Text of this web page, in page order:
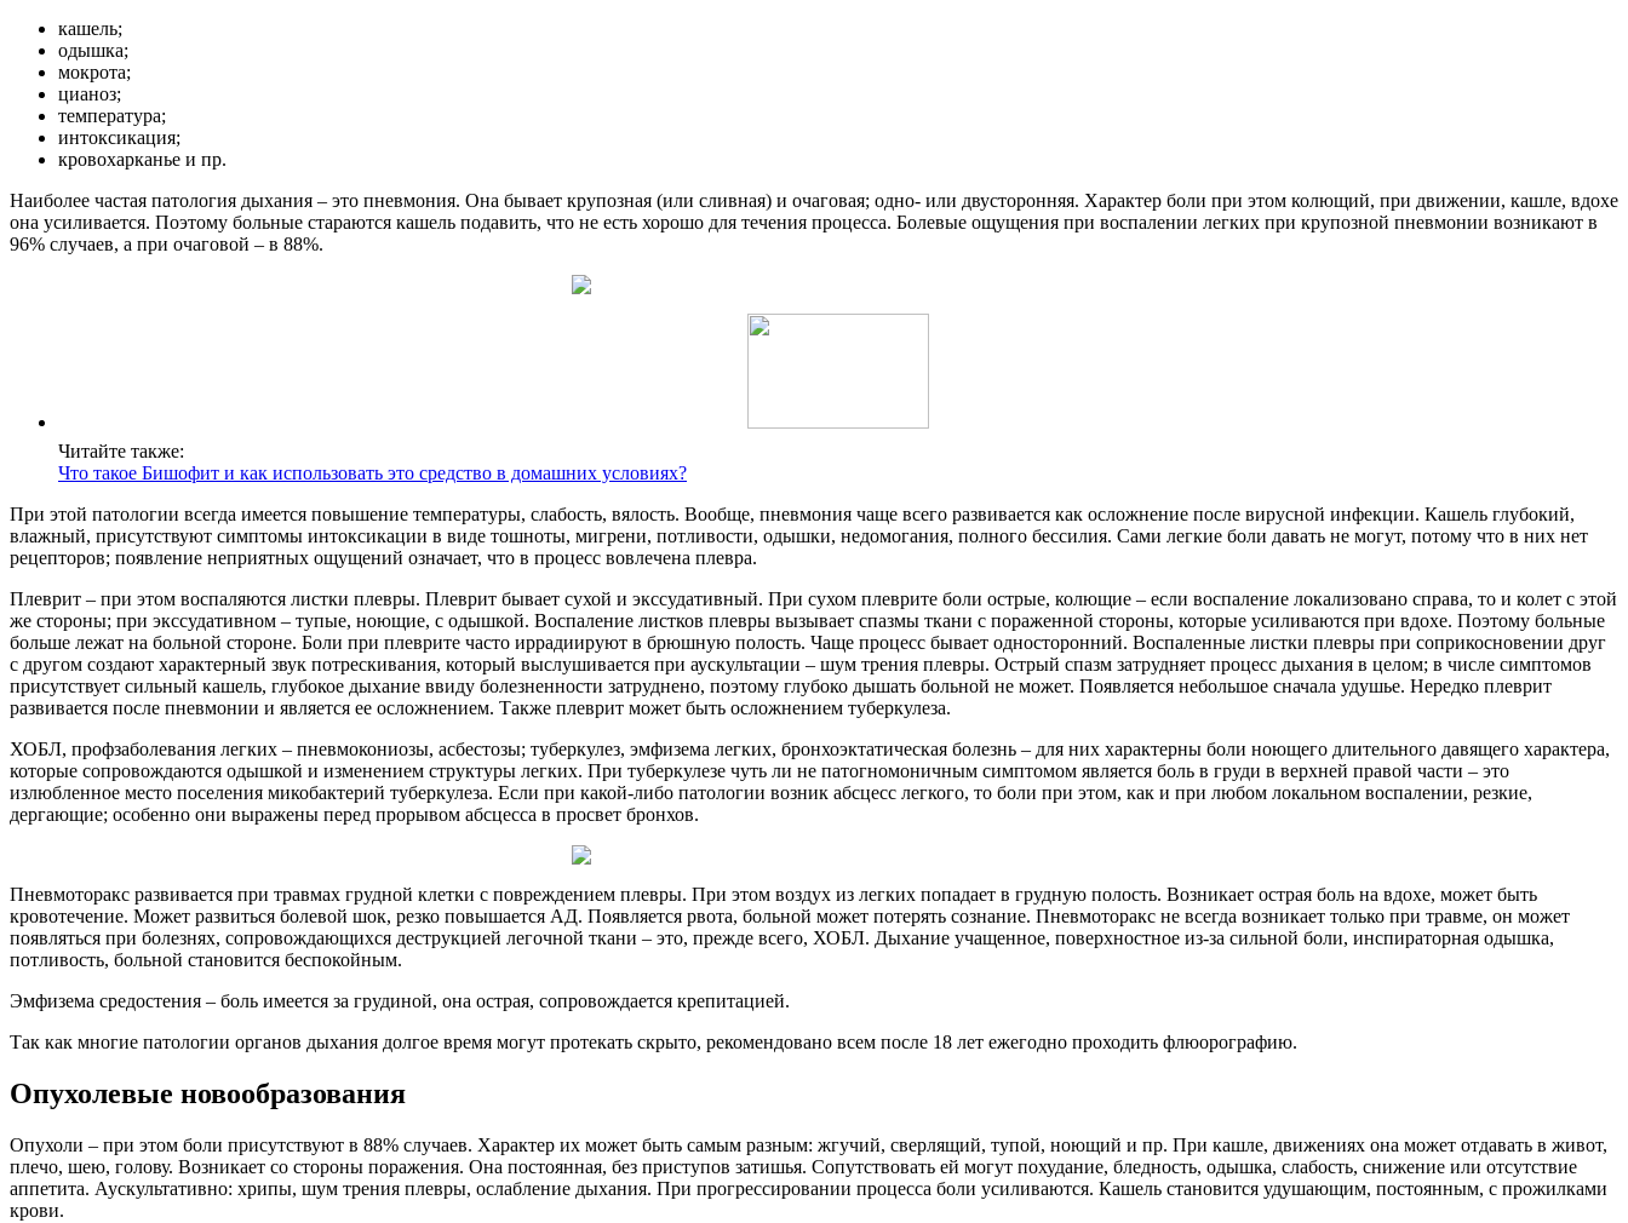
кашель;
одышка;
мокрота;
цианоз;
температура;
интоксикация;
кровохарканье и пр.
Наиболее частая патология дыхания – это пневмония. Она бывает крупозная (или сливная) и очаговая; одно- или двусторонняя. Характер боли при этом колющий, при движении, кашле, вдохе
она усиливается. Поэтому больные стараются кашель подавить, что не есть хорошо для течения процесса. Болевые ощущения при воспалении легких при крупозной пневмонии возникают в
96% случаев, а при очаговой – в 88%.
Читайте также:
Что такое Бишофит и как использовать это средство в домашних условиях?
При этой патологии всегда имеется повышение температуры, слабость, вялость. Вообще, пневмония чаще всего развивается как осложнение после вирусной инфекции. Кашель глубокий,
влажный, присутствуют симптомы интоксикации в виде тошноты, мигрени, потливости, одышки, недомогания, полного бессилия. Сами легкие боли давать не могут, потому что в них нет
рецепторов; появление неприятных ощущений означает, что в процесс вовлечена плевра.
Плеврит – при этом воспаляются листки плевры. Плеврит бывает сухой и экссудативный. При сухом плеврите боли острые, колющие – если воспаление локализовано справа, то и колет с этой
же стороны; при экссудативном – тупые, ноющие, с одышкой. Воспаление листков плевры вызывает спазмы ткани с пораженной стороны, которые усиливаются при вдохе. Поэтому больные
больше лежат на больной стороне. Боли при плеврите часто иррадиируют в брюшную полость. Чаще процесс бывает односторонний. Воспаленные листки плевры при соприкосновении друг
с другом создают характерный звук потрескивания, который выслушивается при аускультации – шум трения плевры. Острый спазм затрудняет процесс дыхания в целом; в числе симптомов
присутствует сильный кашель, глубокое дыхание ввиду болезненности затруднено, поэтому глубоко дышать больной не может. Появляется небольшое сначала удушье. Нередко плеврит
развивается после пневмонии и является ее осложнением. Также плеврит может быть осложнением туберкулеза.
ХОБЛ, профзаболевания легких – пневмокониозы, асбестозы; туберкулез, эмфизема легких, бронхоэктатическая болезнь – для них характерны боли ноющего длительного давящего характера,
которые сопровождаются одышкой и изменением структуры легких. При туберкулезе чуть ли не патогномоничным симптомом является боль в груди в верхней правой части – это
излюбленное место поселения микобактерий туберкулеза. Если при какой-либо патологии возник абсцесс легкого, то боли при этом, как и при любом локальном воспалении, резкие,
дергающие; особенно они выражены перед прорывом абсцесса в просвет бронхов.
Пневмоторакс развивается при травмах грудной клетки с повреждением плевры. При этом воздух из легких попадает в грудную полость. Возникает острая боль на вдохе, может быть
кровотечение. Может развиться болевой шок, резко повышается АД. Появляется рвота, больной может потерять сознание. Пневмоторакс не всегда возникает только при травме, он может
появляться при болезнях, сопровождающихся деструкцией легочной ткани – это, прежде всего, ХОБЛ. Дыхание учащенное, поверхностное из-за сильной боли, инспираторная одышка,
потливость, больной становится беспокойным.
Эмфизема средостения – боль имеется за грудиной, она острая, сопровождается крепитацией.
Так как многие патологии органов дыхания долгое время могут протекать скрыто, рекомендовано всем после 18 лет ежегодно проходить флюорографию.
Опухолевые новообразования
Опухоли – при этом боли присутствуют в 88% случаев. Характер их может быть самым разным: жгучий, сверлящий, тупой, ноющий и пр. При кашле, движениях она может отдавать в живот,
плечо, шею, голову. Возникает со стороны поражения. Она постоянная, без приступов затишья. Сопутствовать ей могут похудание, бледность, одышка, слабость, снижение или отсутствие
аппетита. Аускультативно: хрипы, шум трения плевры, ослабление дыхания. При прогрессировании процесса боли усиливаются. Кашель становится удушающим, постоянным, с прожилками
крови.